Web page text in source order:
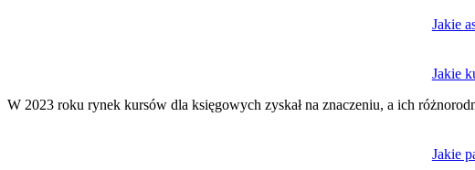
Jakie
Jakie
W 2023 roku rynek kursów dla księgowych zyskał na znaczeniu, a ich
Jakie